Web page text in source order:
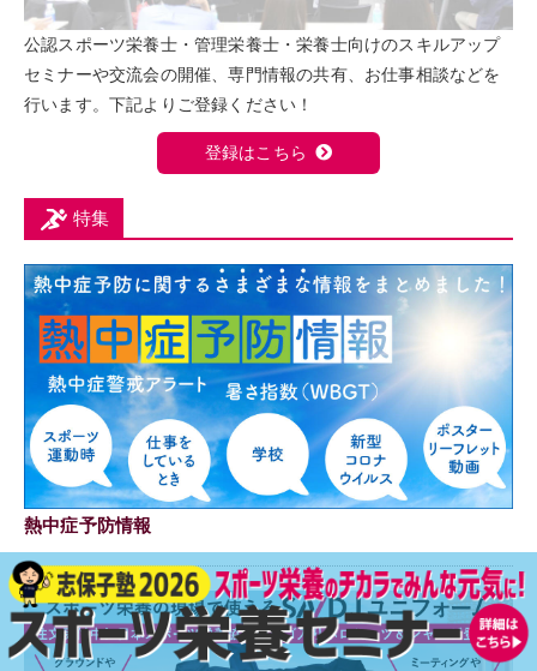
公認スポーツ栄養士・管理栄養士・栄養士向けのスキルアップ
セミナーや交流会の開催、専門情報の共有、お仕事相談などを
行います。下記よりご登録ください！
登録はこちら
特集
熱中症予防情報